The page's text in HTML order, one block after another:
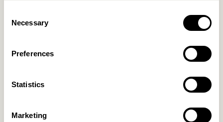
Selection
Necessary
Preferences
Statistics
Marketing
1.399,00kr.